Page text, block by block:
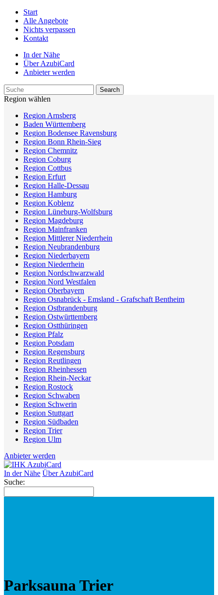
Start
Alle Angebote
Nichts verpassen
Kontakt
In der Nähe
Über AzubiCard
Anbieter werden
Region wählen
Region Arnsberg
Baden Württemberg
Region Bodensee Ravensburg
Region Bonn Rhein-Sieg
Region Chemnitz
Region Coburg
Region Cottbus
Region Erfurt
Region Halle-Dessau
Region Hamburg
Region Koblenz
Region Lüneburg-Wolfsburg
Region Magdeburg
Region Mainfranken
Region Mittlerer Niederrhein
Region Neubrandenburg
Region Niederbayern
Region Niederrhein
Region Nordschwarzwald
Region Nord Westfalen
Region Oberbayern
Region Osnabrück - Emsland - Grafschaft Bentheim
Region Ostbrandenburg
Region Ostwürttemberg
Region Ostthüringen
Region Pfalz
Region Potsdam
Region Regensburg
Region Reutlingen
Region Rheinhessen
Region Rhein-Neckar
Region Rostock
Region Schwaben
Region Schwerin
Region Stuttgart
Region Südbaden
Region Trier
Region Ulm
Anbieter werden
In der Nähe Über AzubiCard
Suche:
Parksauna Trier